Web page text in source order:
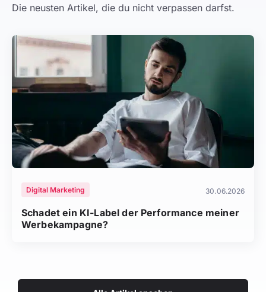
Die neusten Artikel, die du nicht verpassen darfst.
Digital Marketing 30.06.2026
Schadet ein KI-Label der Performance meiner
Werbekampagne?